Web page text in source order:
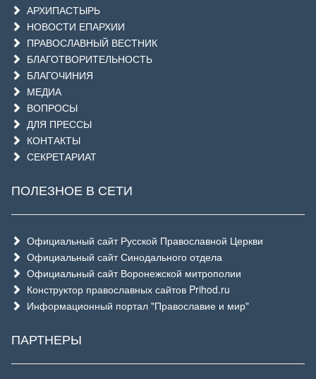
АРХИПАСТЫРЬ
НОВОСТИ ЕПАРХИИ
ПРАВОСЛАВНЫЙ ВЕСТНИК
БЛАГОТВОРИТЕЛЬНОСТЬ
БЛАГОЧИНИЯ
МЕДИА
ВОПРОСЫ
ДЛЯ ПРЕССЫ
КОНТАКТЫ
СЕКРЕТАРИАТ
ПОЛЕЗНОЕ В СЕТИ
Официальный сайт Русской Православной Церкви
Официальный сайт Синодального отдела
Официальный сайт Воронежской митрополии
Конструктор православных сайтов Prihod.ru
Информационный портал "Православие и мир"
ПАРТНЕРЫ